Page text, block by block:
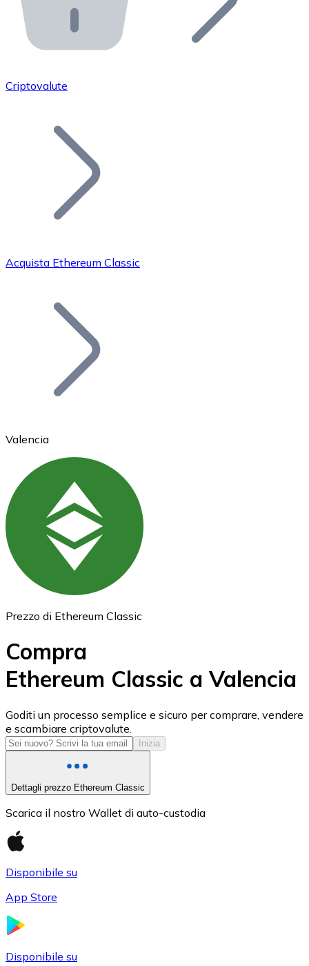
API Bitnovo
Integra la nostra API nel tuo ecosistema.
Unisciti alla nostra rete di rivenditori e
Aggiungi il token del tuo progetto al nostro servizio di
Bitcoin
Ethereum
ETH
USD Coin
USDC
Criptovalute
Acquista Ethereum Classic
Valencia
Prezzo di Ethereum Classic
Compra
Ethereum Classic a Valencia
Goditi un processo semplice e sicuro per comprare, vendere
e scambiare criptovalute.
Inizia
Dettagli prezzo Ethereum Classic
Scarica il nostro Wallet di auto-custodia
Disponibile su
App Store
Disponibile su